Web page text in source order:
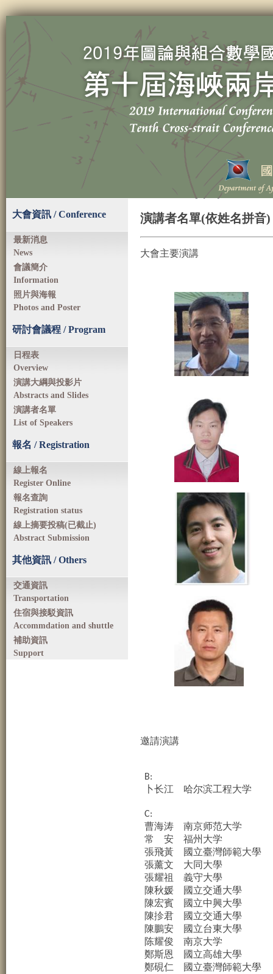
大會資訊 / Conference
最新消息
News
會議簡介
Information
照片與海報
Photos and Poster
研討會議程 / Program
日程表
Overview
演講大綱與投影片
Abstracts and Slides
演講者名單
List of Speakers
報名 / Registration
線上報名
Register Online
報名查詢
Registration status
線上摘要投稿(已截止)
Abstract Submission
其他資訊 / Others
交通資訊
Transportation
住宿與接駁資訊
Accommdation and shuttle
補助資訊
Support
演講者名單(依姓名拼音)
大會主要演講
邀請演講
B:
卜长江 哈尔滨工程大学
C:
曹海涛
南京师范大学
常
安
福州大学
張飛黃
國立臺灣師範大學
張薰文
大同大學
張耀祖
義守大學
陳秋媛
國立交通大學
陳宏賓
國立中興大學
陳抮君
國立交通大學
陳鵬安
國立台東大學
陈耀俊
南京大学
鄭斯恩
國立高雄大學
鄭硯仁
國立臺灣師範大學